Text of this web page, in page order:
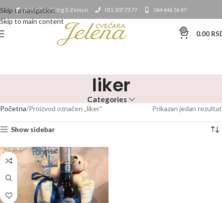
Skip to navigation
Skip to main content
Avijatičarski trg 3, Zemun 011 307 73 77 064 646 56 47
0 0.00
liker
Categories
Početna Proizvod označen „liker“ Prikazan jedan rezultat
Show sidebar